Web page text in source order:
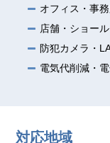
オフィス・事
店舗・ショー
防犯カメラ・
電気代削減・
対応地域